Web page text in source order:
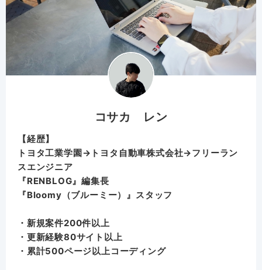
コサカ レン
【経歴】
トヨタ工業学園→トヨタ自動車株式会社→フリーラン
スエンジニア
『RENBLOG』編集長
『Bloomy（ブルーミー） 』スタッフ
・新規案件200件以上
・更新経験80サイト以上
・累計500ページ以上コーディング